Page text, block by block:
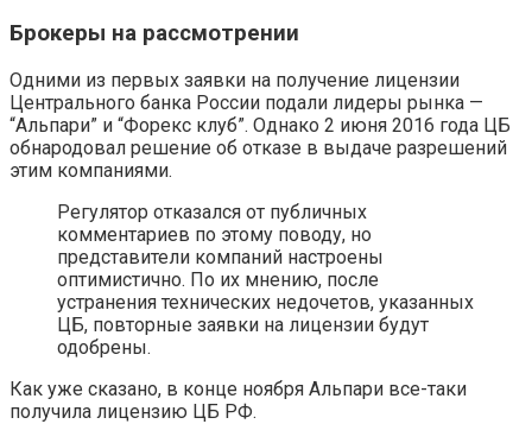
Брокеры на рассмотрении
Одними из первых заявки на получение лицензии
Центрального банка России подали лидеры рынка —
“Альпари” и “Форекс клуб”. Однако 2 июня 2016 года ЦБ
обнародовал решение об отказе в выдаче разрешений
этим компаниями.
Регулятор отказался от публичных
комментариев по этому поводу, но
представители компаний настроены
оптимистично. По их мнению, после
устранения технических недочетов, указанных
ЦБ, повторные заявки на лицензии будут
одобрены.
Как уже сказано, в конце ноября Альпари все-таки
получила лицензию ЦБ РФ.